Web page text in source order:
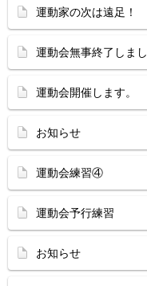
運動家の次は遠足！
運動会無事終了しまし
運動会開催します。
お知らせ
運動会練習④
運動会予行練習
お知らせ